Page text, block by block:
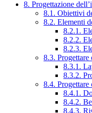
8. Progettazione
8.1. Obiettivi
8.2. Elementi
8.2.1.
8.2.2.
8.2.3.
8.3. Progettare
8.3.1.
8.3.2.
8.4. Progettare
8.4.1.
8.4.2.
8.4.3.